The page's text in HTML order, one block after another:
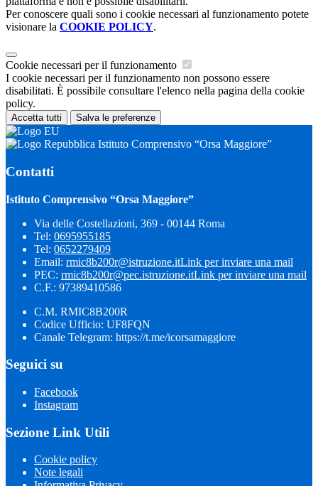
Per conoscere quali sono i cookie necessari al funzionamento potete
visionare la COOKIE POLICY.
Cookie necessari per il funzionamento
I cookie necessari per il funzionamento non possono essere
disabilitati. È possibile consultare l'elenco nella pagina della cookie
policy.
Accetta tutti Salva le preferenze
Istituto Comprensivo “Orsa Maggiore”
Contatti
Istituto Comprensivo “Orsa Maggiore”
Via delle Costellazioni, 369 - 00144 Roma
Tel: 0695955185
Tel: 0652279409
Email: rmic8b200r@istruzione.itLink per inviare una mail
PEC: rmic8b200r@pec.istruzione.itLink per inviare una mail
C.F.: 97389410586
C.M. RMIC8B200R
Codice Ufficio: UF8FQN
Canale Telegram: https://t.me/icorsamaggiore
Seguici su
Facebook
Instagram
Sezione Link Utili
Cookie policy
Note legali